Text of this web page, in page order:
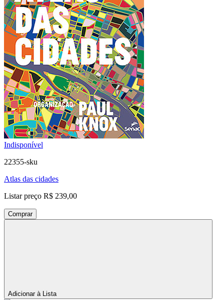
Indisponível
22355-sku
Atlas das cidades
Listar preço R$ 239,00
Comprar
Adicionar à Lista